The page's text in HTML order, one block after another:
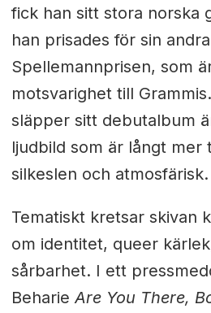
fick han sitt stora norska
han prisades för sin
Spellemannprisen, som
motsvarighet till
släpper sitt debutalbum
ljudbild som är långt mer
silkeslen och atmosfärisk.
Tematiskt kretsar skivan
om identitet, queer
sårbarhet. I ett
BeharieAre You There,